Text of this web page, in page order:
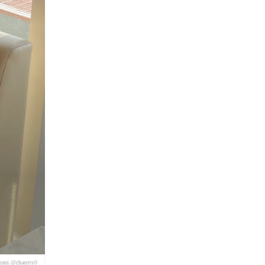
@chaerrry0